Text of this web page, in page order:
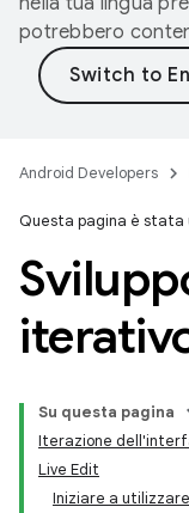
potrebbero
Android Developers
Questa pagina è stata
Su questa pagina
Iterazione
Live Edit
Iniziare a